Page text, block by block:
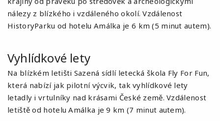
nálezy z blízkého i vzdáleného okolí. Vzdálenost
HistoryParku od hotelu Amálka je 6 km (5 minut autem).
Vyhlídkové lety
Na blízkém letišti Sazená sídlí letecká škola Fly For Fun,
která nabízí jak pilotní výcvik, tak vyhlídkové lety
letadly i vrtulníky nad krásami České země. Vzdálenost
letiště od hotelu Amálka je 9 km (7 minut autem).